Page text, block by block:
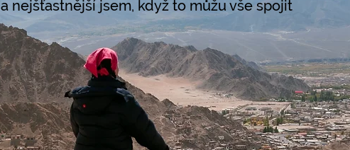
a nejšťastnější jsem, když to můžu vše spojit